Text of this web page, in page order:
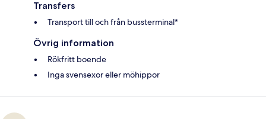
Transfers
Transport till och från bussterminal*
Övrig information
Rökfritt boende
Inga svensexor eller möhippor